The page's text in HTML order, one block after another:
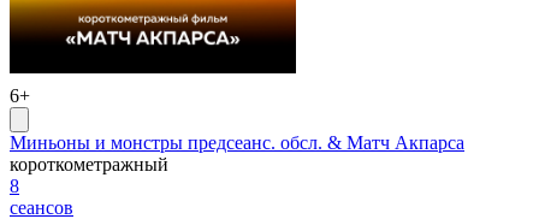
6+
Миньоны и монстры предсеанс. обсл. & Матч Акпарса
короткометражный
8
сеансов